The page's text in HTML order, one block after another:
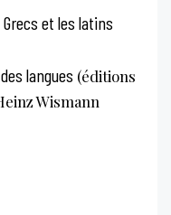
et les latins
langues (éditions
Wismann